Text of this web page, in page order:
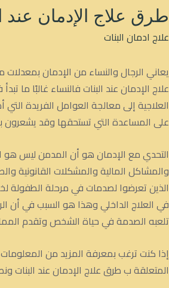
طرق علاج الإدمان عند
علاج ادمان البنات
يعاني الرجال والنساء من الإدمان
علاج الإدمان عند البنات فالنساء غالبًا
العلاجية إلى معالجة العوامل الفريدة
على المساعدة التي تستحقها وقد يشعرون
التحدي مع الإدمان هو أن المدمن ليس هو
والمشاكل المالية والمشكلات القانونية
الذين تعرضوا لصدمات في مرحلة الطفولة
في العلاج الداخلي وهذا هو السبب في أن
تلعبه الصدمة في حياة الشخص وتقدم
إذا كنت ترغب بمعرفة المزيد من
المتعلقة ب طرق علاج الإدمان عند البنات